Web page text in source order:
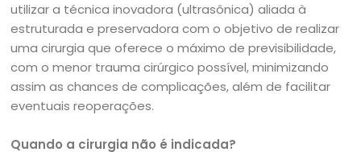
utilizar a técnica inovadora (ultrasônica) aliada à
estruturada e preservadora com o objetivo de realizar
uma cirurgia que oferece o máximo de previsibilidade,
com o menor trauma cirúrgico possível, minimizando
assim as chances de complicações, além de facilitar
eventuais reoperações.
Quando a cirurgia não é indicada?